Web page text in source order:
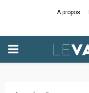
A propos
PRIMARY